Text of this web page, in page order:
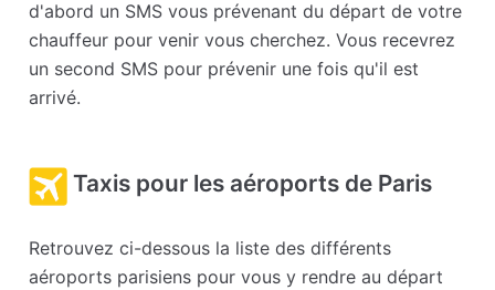
d'abord un SMS vous prévenant du départ de votre
chauffeur pour venir vous cherchez. Vous recevrez
un second SMS pour prévenir une fois qu'il est
arrivé.
Taxis pour les aéroports de Paris
Retrouvez ci-dessous la liste des différents
aéroports parisiens pour vous y rendre au départ